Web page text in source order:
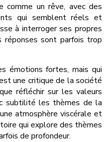
comme un rêve, avec des
qui semblent réels et
à interroger ses propres
réponses sont parfois trop
émotions fortes, mais qui
une critique de la société
réfléchir sur les valeurs
subtilité les thèmes de la
atmosphère viscérale et
qui explore des thèmes
de profondeur.